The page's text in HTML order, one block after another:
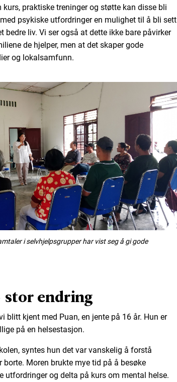
kurs, praktiske treninger og støtte kan disse bli
psykiske utfordringer en mulighet til å bli sett
bedre liv. Vi ser også at dette ikke bare påvirker
de hjelper, men at det skaper gode
og lokalsamfunn.
i selvhjelpsgrupper har vist seg å gi gode
endring
blitt kjent med Puan, en jente på 16 år. Hun er
på en helsestasjon.
syntes hun det var vanskelig å forstå
Moren brukte mye tid på å besøke
utfordringer og delta på kurs om mental helse.